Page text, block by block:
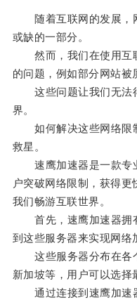
随着互联网的发展，
或缺的一部分。
然而，我们在使用互
的问题，例如部分网站被
这些问题让我们无法
界。
如何解决这些网络限
救星。
速鹰加速器是一款专
户突破网络限制，获得
我们畅游互联世界。
首先，速鹰加速器拥
到这些服务器来实现网络
这些服务器分布在各个
新加坡等，用户可以选择
通过连接到速鹰加速